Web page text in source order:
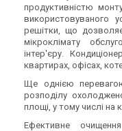
продуктивністю
використовуваного
решітки, що
мікроклімату
інтер'єру.
квартирах, офісах,
Ще однією
розподілу
площі, у тому числі на
Ефективне